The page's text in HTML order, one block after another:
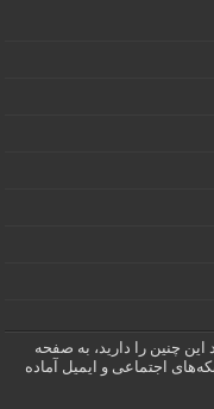
این چنین را دارید، به صفحه
اجتماعی و ایمیل آماده